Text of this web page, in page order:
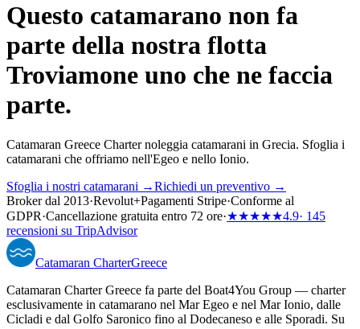
Questo catamarano non fa
parte della nostra flotta
Troviamone uno che ne faccia
parte.
Catamaran Greece Charter noleggia catamarani in Grecia. Sfoglia i
catamarani che offriamo nell'Egeo e nello Ionio.
Sfoglia i nostri catamarani →Richiedi un preventivo →
Broker dal 2013·Revolut+Pagamenti Stripe·Conforme al
GDPR·Cancellazione gratuita entro 72 ore·★★★★★4.9· 145
recensioni su TripAdvisor
Catamaran CharterGreece
Catamaran Charter Greece fa parte del Boat4You Group — charter
esclusivamente in catamarano nel Mar Egeo e nel Mar Ionio, dalle
Cicladi e dal Golfo Saronico fino al Dodecaneso e alle Sporadi. Su